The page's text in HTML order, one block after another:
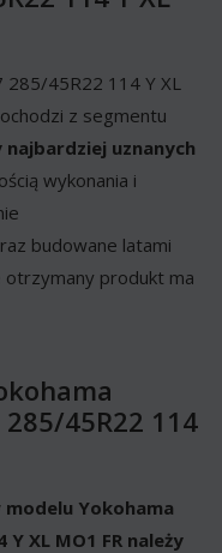
45R22 114 Y XL
z segmentu
najbardziej uznanych
wykonania i
budowane latami
otrzymany produkt ma
45R22 114
Yokohama
XL MO1 FR należy